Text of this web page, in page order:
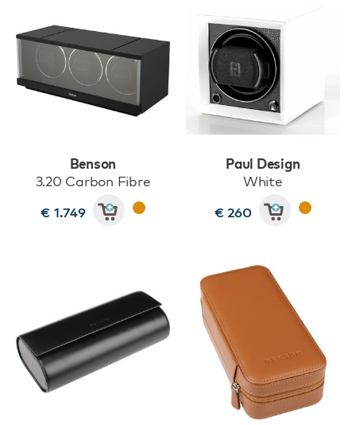
Benson
3.20 Carbon Fibre
€ 1.749
Paul Design
White
€ 260